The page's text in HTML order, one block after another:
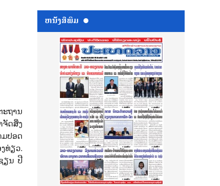
ຖານ
ຈັດສິ່ງ
ມປອດ
ທ່ຽວ.
ຽນ ປີ
ຫນ້ັງສືພິມ